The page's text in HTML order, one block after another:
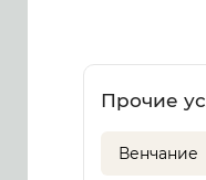
Прочие
Венчание